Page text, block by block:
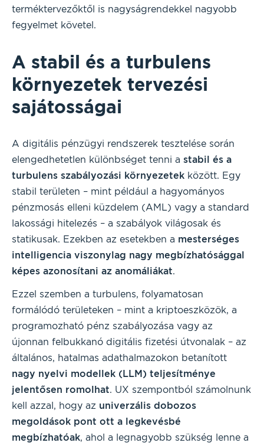
terméktervezőktől is nagyságrendekkel nagyobb
fegyelmet követel.
A stabil és a turbulens
környezetek tervezési
sajátosságai
A digitális pénzügyi rendszerek tesztelése során
elengedhetetlen különbséget tenni a stabil és a
turbulens szabályozási környezetek között. Egy
stabil területen – mint például a hagyományos
pénzmosás elleni küzdelem (AML) vagy a standard
lakossági hitelezés – a szabályok világosak és
statikusak. Ezekben az esetekben a mesterséges
intelligencia viszonylag nagy megbízhatósággal
képes azonosítani az anomáliákat.
Ezzel szemben a turbulens, folyamatosan
formálódó területeken – mint a kriptoeszközök, a
programozható pénz szabályozása vagy az
újonnan felbukkanó digitális fizetési útvonalak – az
általános, hatalmas adathalmazokon betanított
nagy nyelvi modellek (LLM) teljesítménye
jelentősen romolhat. UX szempontból számolnunk
kell azzal, hogy az univerzális dobozos
megoldások pont ott a legkevésbé
megbízhatóak, ahol a legnagyobb szükség lenne a